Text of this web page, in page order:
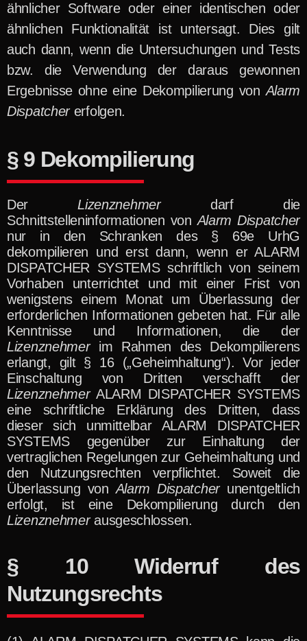
ähnlicher Software oder einer identischen oder
ähnlichen Funktionalität ist untersagt. Dies gilt
auch dann, wenn die Untersuchungen und Tests
bzw. die Verwendung der daraus gewonnen
Ergebnisse ohne eine Dekompilierung vonAlarm
Dispatcher erfolgen.
§ 9 Dekompilierung
Der Lizenznehmerdarf die
Schnittstelleninformationen vonAlarm Dispatcher
nur in den Schranken des § 69e UrhG
dekompilieren und erst dann, wenn er ALARM
DISPATCHER SYSTEMS schriftlich von seinem
Vorhaben unterrichtet und mit einer Frist von
wenigstens einem Monat um Überlassung der
erforderlichen Informationen gebeten hat. Für alle
Kenntnisse und Informationen, die der
Lizenznehmerim Rahmen des Dekompilierens
erlangt, gilt § 16 („Geheimhaltung“). Vor jeder
Einschaltung von Dritten verschafft der
LizenznehmerALARM DISPATCHER SYSTEMS
eine schriftliche Erklärung des Dritten, dass
dieser sich unmittelbar ALARM DISPATCHER
SYSTEMS gegenüber zur Einhaltung der
vertraglichen Regelungen zur Geheimhaltung und
den Nutzungsrechten verpflichtet. Soweit die
Überlassung vonAlarm Dispatcher unentgeltlich
erfolgt, ist eine Dekompilierung durch den
Lizenznehmerausgeschlossen.
§ 10 Widerruf des
Nutzungsrechts